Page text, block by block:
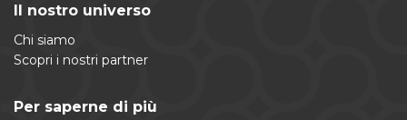
Il nostro universo
Chi siamo
Scopri i nostri partner
Per saperne di più